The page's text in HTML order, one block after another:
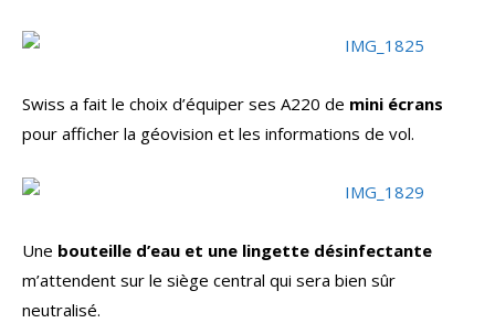
Swiss a fait le choix d’équiper ses A220 de mini écrans
pour afficher la géovision et les informations de vol.
Une bouteille d’eau et une lingette désinfectante
m’attendent sur le siège central qui sera bien sûr
neutralisé.